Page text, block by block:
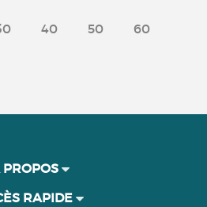
40 50 60
PROPOS
RAPIDE